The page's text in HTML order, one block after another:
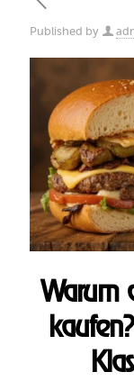
Published by
Warum